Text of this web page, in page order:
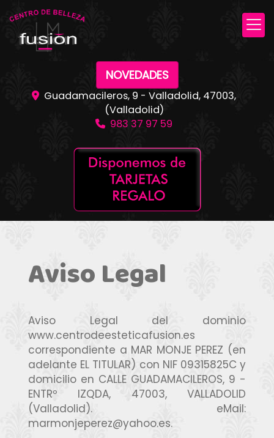
NOVEDADES
Guadamacileros, 9 - Valladolid, 47003,
(Valladolid)
983 37 97 59
Aviso Legal
Aviso Legal del dominio
www.centrodeesteticafusion.es
correspondiente a MAR MONJE PEREZ (en
adelante EL TITULAR) con NIF 09315825C y
domicilio en CALLE GUADAMACILEROS, 9 -
ENTRº IZQDA, 47003,VALLADOLID
(Valladolid). eMail:
marmonjeperez@yahoo.es.